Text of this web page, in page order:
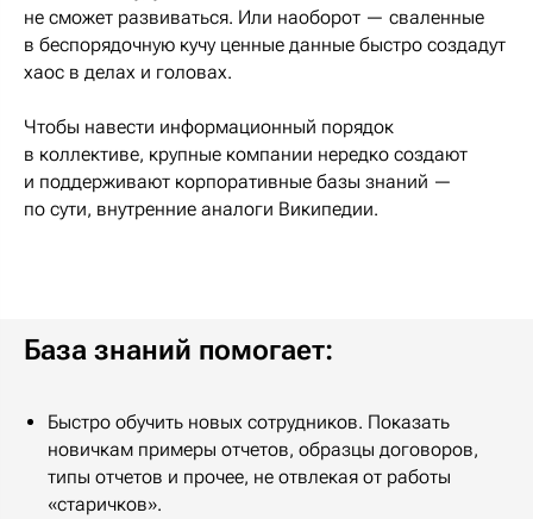
не сможет развиваться. Или наоборот — сваленные
в беспорядочную кучу ценные данные быстро создадут
хаос в делах и головах.
Чтобы навести информационный порядок
в коллективе, крупные компании нередко создают
и поддерживают корпоративные базы знаний —
по сути, внутренние аналоги Википедии.
База знаний помогает:
Быстро обучить новых сотрудников. Показать
новичкам примеры отчетов, образцы договоров,
типы отчетов и прочее, не отвлекая от работы
«старичков».